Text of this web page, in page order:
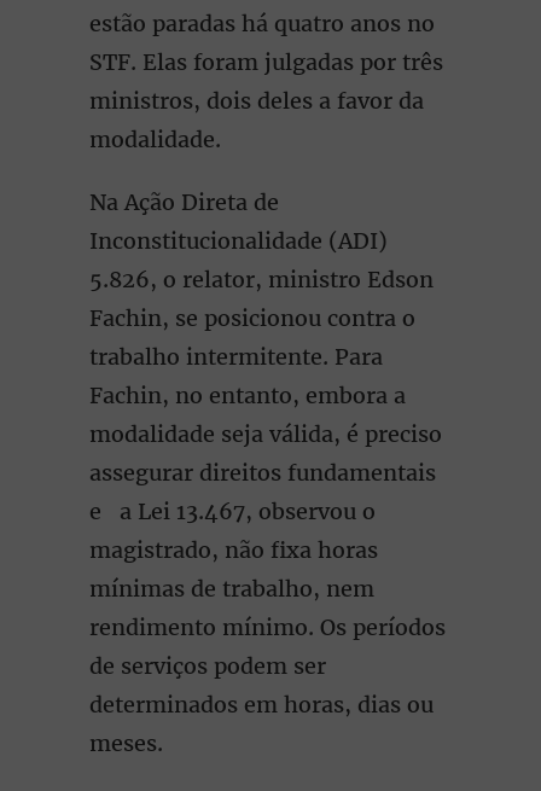
estão paradas há quatro anos no
STF. Elas foram julgadas por três
ministros, dois deles a favor da
modalidade.
Na Ação Direta de
Inconstitucionalidade (ADI)
5.826, o relator, ministro Edson
Fachin, se posicionou contra o
trabalho intermitente. Para
Fachin, no entanto, embora a
modalidade seja válida, é preciso
assegurar direitos fundamentais
e a Lei 13.467, observou o
magistrado, não fixa horas
mínimas de trabalho, nem
rendimento mínimo. Os períodos
de serviços podem ser
determinados em horas, dias ou
meses.